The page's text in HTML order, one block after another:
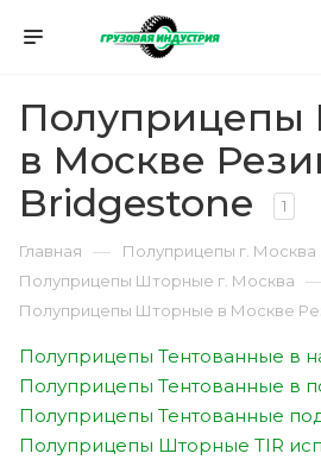
в Москве
Bridgestone
1
Главная — Полуприцепы г. Москва
Полуприцепы Шторные г. Москва
Полуприцепы Шторные в Москве
Полуприцепы Тентованные в
Полуприцепы Тентованные в
Полуприцепы Тентованные
Полуприцепы Шторные TIR